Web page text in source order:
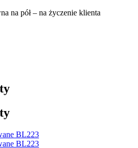
na pół – na życzenie klienta